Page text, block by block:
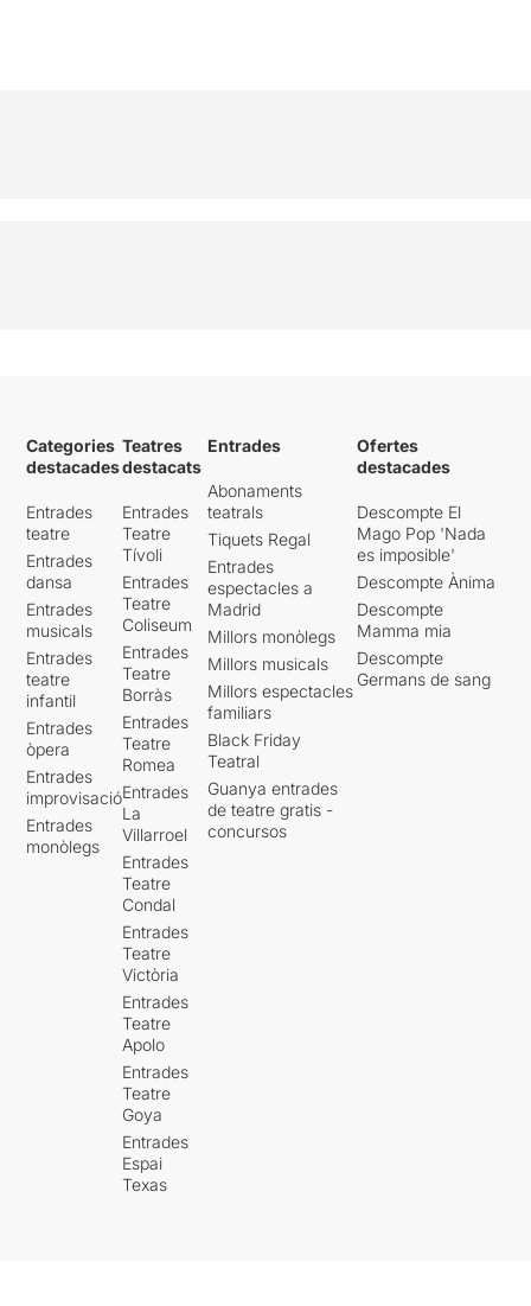
Categories
destacades
Entrades
teatre
Entrades
dansa
Entrades
musicals
Entrades
teatre
infantil
Entrades
òpera
Entrades
improvisació
Entrades
monòlegs
Teatres
destacats
Entrades
Teatre
Tívoli
Entrades
Teatre
Coliseum
Entrades
Teatre
Borràs
Entrades
Teatre
Romea
Entrades
La
Villarroel
Entrades
Teatre
Condal
Entrades
Teatre
Victòria
Entrades
Teatre
Apolo
Entrades
Teatre
Goya
Entrades
Espai
Texas
Entrades
Abonaments
teatrals
Tiquets Regal
Entrades
espectacles a
Madrid
Millors monòlegs
Millors musicals
Millors espectacles
familiars
Black Friday
Teatral
Guanya entrades
de teatre gratis -
concursos
Ofertes
destacades
Descompte El
Mago Pop 'Nada
es imposible'
Descompte Ànima
Descompte
Mamma mia
Descompte
Germans de sang